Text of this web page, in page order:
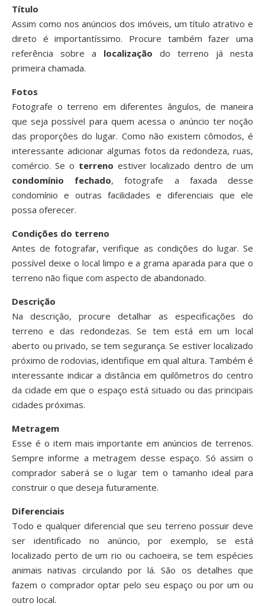
Título
Assim como nos anúncios dos imóveis, um título atrativo e
direto é importantíssimo. Procure também fazer uma
referência sobre a localização do terreno já nesta
primeira chamada.
Fotos
Fotografe o terreno em diferentes ângulos, de maneira
que seja possível para quem acessa o anúncio ter noção
das proporções do lugar. Como não existem cômodos, é
interessante adicionar algumas fotos da redondeza, ruas,
comércio. Se o terreno estiver localizado dentro de um
condomínio fechado, fotografe a faxada desse
condomínio e outras facilidades e diferenciais que ele
possa oferecer.
Condições do terreno
Antes de fotografar, verifique as condições do lugar. Se
possível deixe o local limpo e a grama aparada para que o
terreno não fique com aspecto de abandonado.
Descrição
Na descrição, procure detalhar as especificações do
terreno e das redondezas. Se tem está em um local
aberto ou privado, se tem segurança. Se estiver localizado
próximo de rodovias, identifique em qual altura. Também é
interessante indicar a distância em quilômetros do centro
da cidade em que o espaço está situado ou das principais
cidades próximas.
Metragem
Esse é o item mais importante em anúncios de terrenos.
Sempre informe a metragem desse espaço. Só assim o
comprador saberá se o lugar tem o tamanho ideal para
construir o que deseja futuramente.
Diferenciais
Todo e qualquer diferencial que seu terreno possuir deve
ser identificado no anúncio, por exemplo, se está
localizado perto de um rio ou cachoeira, se tem espécies
animais nativas circulando por lá. São os detalhes que
fazem o comprador optar pelo seu espaço ou por um ou
outro local.